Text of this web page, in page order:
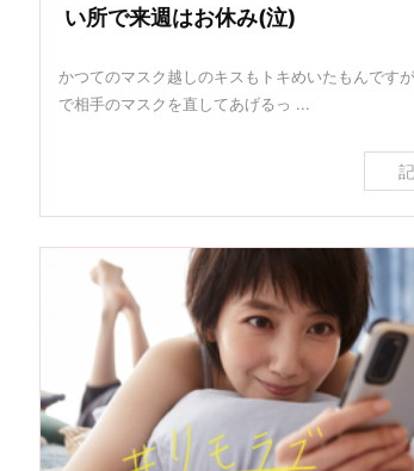
い所で来週はお休み(泣)
かつてのマスク越しのキスもトキめいたもんです
で相手のマスクを直してあげるっ ...